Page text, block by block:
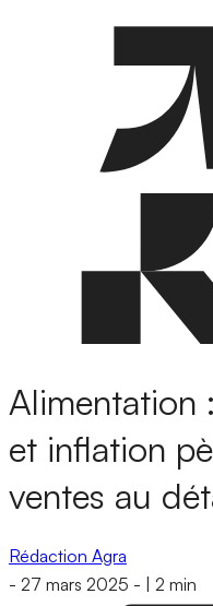
Alimentation
et inflation
ventes au
Rédaction Agra
- 27 mars 2025 - 2 min